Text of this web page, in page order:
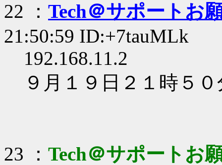
22 ： Tech＠サポートお
21:50:59 ID:+7tauMLk
192.168.11.2
９月１９日２１時５
23 ： Tech＠サポートお